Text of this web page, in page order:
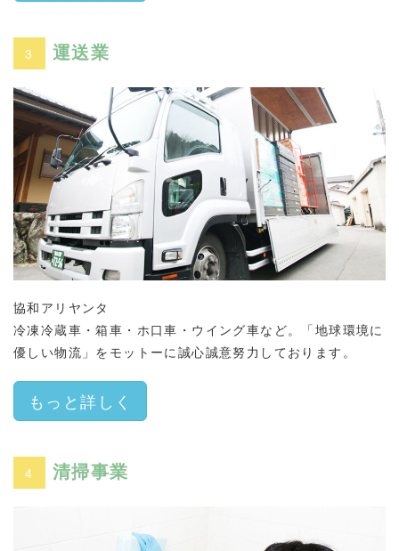
3 運送業
協和アリヤンタ
冷凍冷蔵車・箱車・ホ口車・ウイング車など。「地球環境に
優しい物流」をモットーに誠心誠意努力しております。
もっと詳しく
4 清掃事業